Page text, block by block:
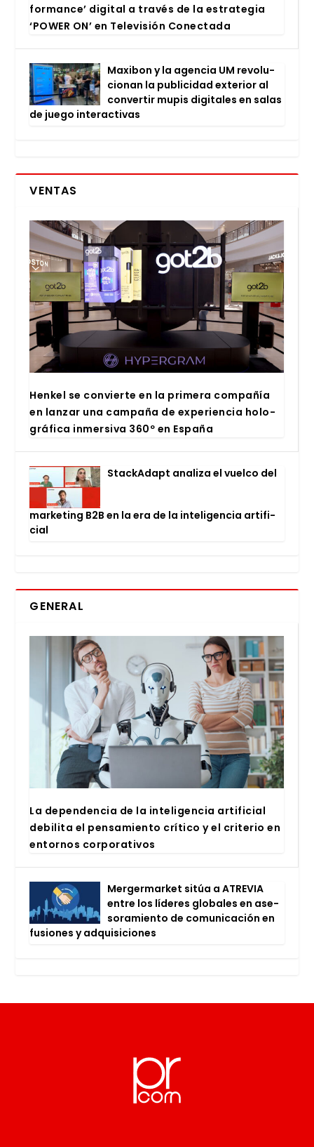
for­man­ce’ digi­tal a tra­vés de la estra­te­gia
‘POWER ON’ en Tele­vi­sión Conec­ta­da
Maxi­bon y la agen­cia UM revo­lu­
cio­nan la publi­ci­dad exte­rior al
con­ver­tir mupis digi­ta­les en salas
de jue­go inter­ac­ti­vas
VENTAS
Hen­kel se con­vier­te en la pri­me­ra com­pa­ñía
en lan­zar una cam­pa­ña de expe­rien­cia holo­
grá­fi­ca inmer­si­va 360º en Espa­ña
Stac­kA­dapt ana­li­za el vuel­co del
mar­ke­ting B2B en la era de la inte­li­gen­cia arti­fi­
cial
GENERAL
La depen­den­cia de la inte­li­gen­cia arti­fi­cial
debi­li­ta el pen­sa­mien­to crí­ti­co y el cri­te­rio en
entor­nos cor­po­ra­ti­vos
Mer­ger­mar­ket sitúa a ATRE­VIA
entre los líde­res glo­ba­les en ase­
so­ra­mien­to de comu­ni­ca­ción en
fusio­nes y adqui­si­cio­nes